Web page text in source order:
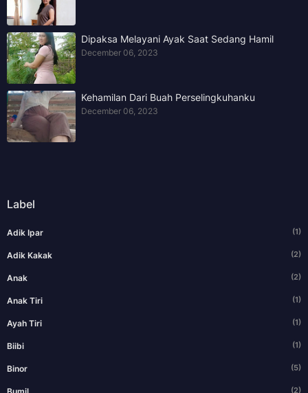
Dipaksa Melayani Ayak Saat Sedang Hamil
December 06, 2023
Kehamilan Dari Buah Perselingkuhanku
December 06, 2023
Label
Adik Ipar (1)
Adik Kakak (2)
Anak (2)
Anak Tiri (1)
Ayah Tiri (1)
Biibi (1)
Binor (5)
(2)